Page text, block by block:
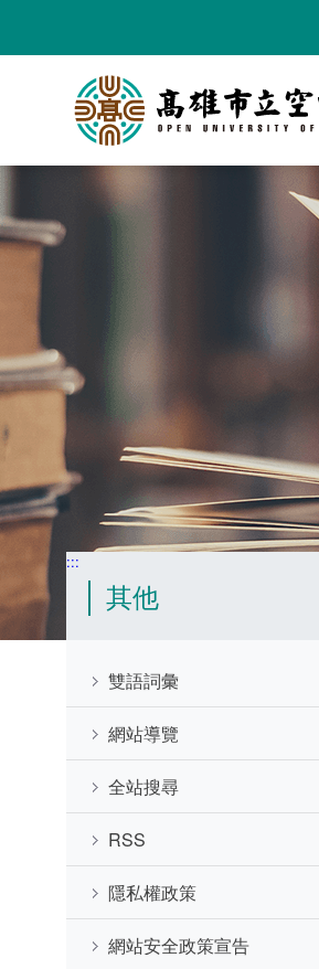
要
:::
其他
雙語詞彙
網站導覽
全站搜尋
RSS
隱私權政策
網站安全政策宣告